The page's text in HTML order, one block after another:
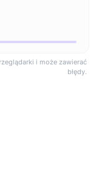
i może zawierać
błędy.